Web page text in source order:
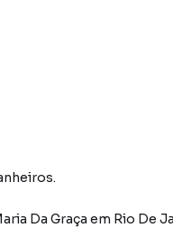
Da Graça em Rio De